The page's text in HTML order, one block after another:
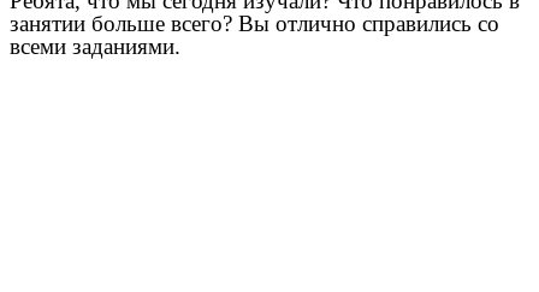
занятии больше всего? Вы отлично справились со
всеми заданиями.